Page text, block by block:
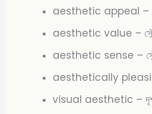
aesthetic appeal –
aesthetic value –
aesthetic sense –
aesthetically
visual aesthetic –